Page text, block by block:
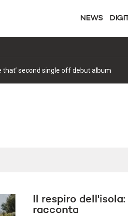
NEWS
that’ second single off debut album
Il respiro
racconta